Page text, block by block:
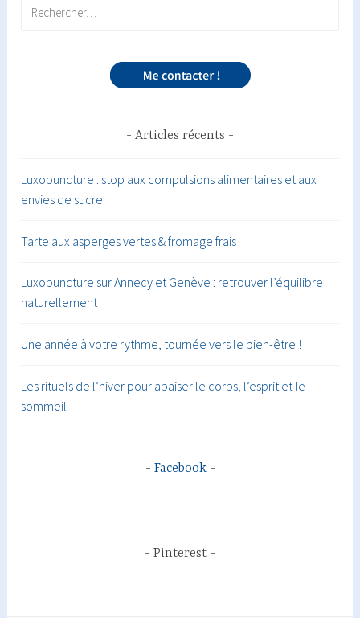
Articles récents
Luxopuncture : stop aux compulsions alimentaires et aux
envies de sucre
Tarte aux asperges vertes & fromage frais
Luxopuncture sur Annecy et Genève : retrouver l’équilibre
naturellement
Une année à votre rythme, tournée vers le bien-être !
Les rituels de l’hiver pour apaiser le corps, l’esprit et le
sommeil
Facebook
Pinterest